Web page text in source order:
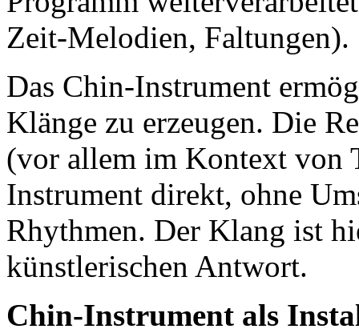
Zeit-Melodien, Faltungen).
Das Chin-Instrument
Klänge zu erzeugen. Die
(vor allem im Kontext von
Instrument direkt, ohne
Rhythmen. Der Klang ist
künstlerischen Antwort.
Chin-Instrument als